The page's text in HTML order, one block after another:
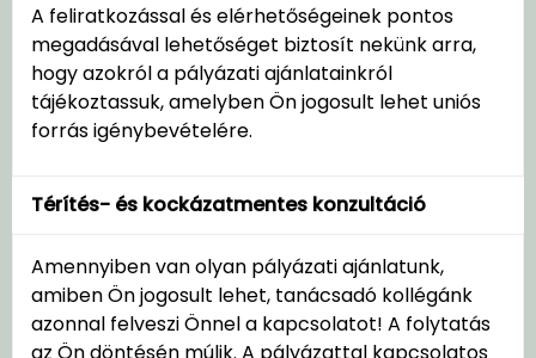
A feliratkozással és elérhetőségeinek pontos
megadásával lehetőséget biztosít nekünk arra,
hogy azokról a pályázati ajánlatainkról
tájékoztassuk, amelyben Ön jogosult lehet uniós
forrás igénybevételére.
Térítés- és kockázatmentes konzultáció
Amennyiben van olyan pályázati ajánlatunk,
amiben Ön jogosult lehet, tanácsadó kollégánk
azonnal felveszi Önnel a kapcsolatot! A folytatás
az Ön döntésén múlik. A pályázattal kapcsolatos